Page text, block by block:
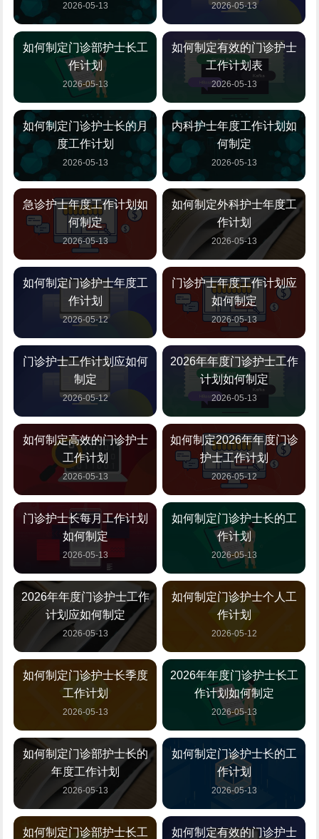
2026-05-13 2026-05-13
如何制定门诊部护士长工
作计划
2026-05-13
如何制定有效的门诊护士
工作计划表
2026-05-13
如何制定门诊护士长的月
度工作计划
2026-05-13
内科护士年度工作计划如
何制定
2026-05-13
急诊护士年度工作计划如
何制定
2026-05-13
如何制定外科护士年度工
作计划
2026-05-13
如何制定门诊护士年度工
作计划
2026-05-12
门诊护士年度工作计划应
如何制定
2026-05-13
门诊护士工作计划应如何
制定
2026-05-12
2026年年度门诊护士工作
计划如何制定
2026-05-13
如何制定高效的门诊护士
工作计划
2026-05-13
如何制定2026年年度门诊
护士工作计划
2026-05-12
门诊护士长每月工作计划
如何制定
2026-05-13
如何制定门诊护士长的工
作计划
2026-05-13
2026年年度门诊护士工作
计划应如何制定
2026-05-13
如何制定门诊护士个人工
作计划
2026-05-12
如何制定门诊护士长季度
工作计划
2026-05-13
2026年年度门诊护士长工
作计划如何制定
2026-05-13
如何制定门诊部护士长的
年度工作计划
2026-05-13
如何制定门诊护士长的工
作计划
2026-05-13
如何制定门诊部护士长工 如何制定有效的门诊护士